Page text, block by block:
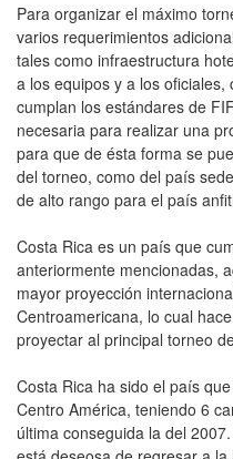
Para organizar el máximo
varios requerimientos
tales como infraestructura
a los equipos y a los
cumplan los estándares de
necesaria para realizar una
para que de ésta forma se
del torneo, como del país
de alto rango para el país
Costa Rica es un país que
anteriormente mencionadas,
mayor proyección
Centroamericana, lo cual
proyectar al principal torneo
Costa Rica ha sido el país
Centro América, teniendo 6
última conseguida la del